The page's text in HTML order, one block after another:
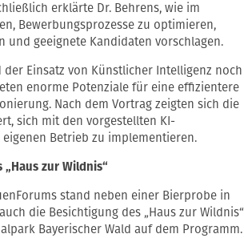
erklärte Dr. Behrens, wie im
Bewerbungsprozesse zu optimieren,
und geeignete Kandidaten vorschlagen.
Einsatz von Künstlicher Intelligenz noch
enorme Potenziale für eine effizientere
Nach dem Vortrag zeigten sich die
sich mit den vorgestellten KI-
Betrieb zu implementieren.
zur Wildnis“
stand neben einer Bierprobe in
die Besichtigung des „Haus zur Wildnis“
Bayerischer Wald auf dem Programm.